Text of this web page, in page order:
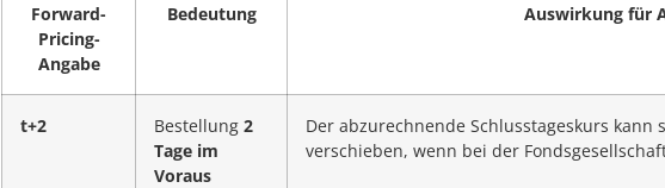
Forward-
Pricing-
Angabe
Bedeutung Auswirkung für
t+2 Bestellung 2
Tage im
Voraus
Der abzurechnende Schlusstageskurs kann
verschieben, wenn bei der